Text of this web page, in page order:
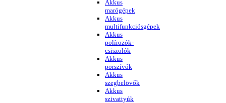
Akkus
marógépek
Akkus
multifunkciósgépek
Akkus
polírozók-
csiszolók
Akkus
porszívók
Akkus
szegbelövők
Akkus
szivattyúk